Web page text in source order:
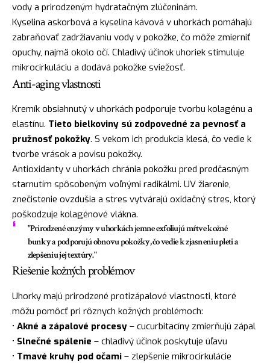
vody a prirodzeným hydratačným zlúčeninám.
Kyselina askorbová a kyselina kávová v uhorkách pomáhajú
zabraňovať zadržiavaniu vody v pokožke, čo môže zmierniť
opuchy, najmä okolo očí. Chladivý účinok uhoriek stimuluje
mikrocirkuláciu a dodává pokožke sviežosť.
Anti-aging vlastnosti
Kremík obsiahnutý v uhorkách podporuje tvorbu kolagénu a
elastínu. Tieto bielkoviny sú zodpovedné za pevnosť a
pružnosť pokožky. S vekom ich produkcia klesá, čo vedie k
tvorbe vrások a povisu pokožky.
Antioxidanty v uhorkách chránia pokožku pred predčasným
starnutím spôsobeným voľnými radikálmi. UV žiarenie,
znečistenie ovzdušia a stres vytvárajú oxidačný stres, ktorý
poškodzuje kolagénové vlákna.
"Prirodzené enzýmy v uhorkách jemne exfoliujú mŕtve kožné
bunky a podporujú obnovu pokožky, čo vedie k zjasneniu pleti a
zlepšeniu jej textúry."
Riešenie kožných problémov
Uhorky majú prirodzené protizápalové vlastnosti, ktoré
môžu pomôcť pri rôznych kožných problémoch:
• Akné a zápalové procesy – cucurbitacíny zmierňujú zápal
• Slnečné spálenie – chladivý účinok poskytuje úľavu
• Tmavé kruhy pod očami – zlepšenie mikrocirkulácie